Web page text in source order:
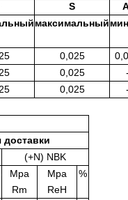
S
максимальный
0,025
0,025
-
0,025
-
(+N) NBK
Mpa
Rm
Mpa
ReH
%